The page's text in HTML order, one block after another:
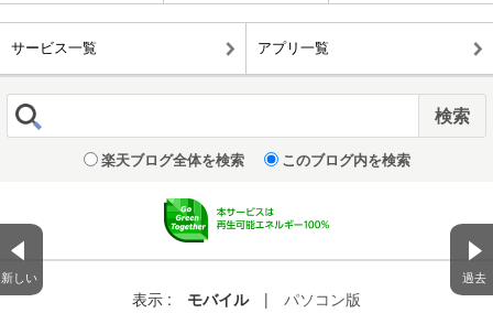
新しい 過去
サービス一覧 アプリ一覧
楽天ブログ全体を検索 このブログ内を検索
表示 : モバイル | パソコン版